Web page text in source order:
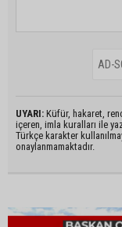
UYARI: Küfür, hakaret,
içeren, imla kuralları ile
Türkçe karakter
onaylanmamaktadır.